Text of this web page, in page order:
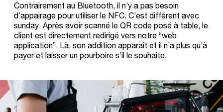
Contrairement au Bluetooth, il n’y a pas besoin
d’appairage pour utiliser le NFC. C’est différent avec
sunday. Après avoir scanné le QR code posé à table, le
client est directement redirigé vers notre “web
application”. Là, son addition apparaît et il n’a plus qu’à
payer et laisser un pourboire s’il le souhaite.